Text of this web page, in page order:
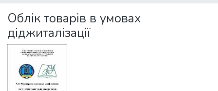
Statistics
Облік товарів в умовах
діджиталізації